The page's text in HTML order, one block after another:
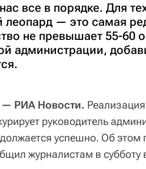
все в порядке. Для
леопард — это самая
не превышает 55-
администрации,
РИА Новости.
руководитель
успешно. Об этом
журналистам в субботу